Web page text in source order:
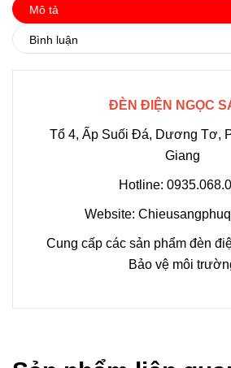
Mô tả
Bình luận
ĐÈN ĐIỆN NGỌC
Tổ 4, Ấp Suối Đá, Dương Tơ,
Giang
Hotline:
Website:
Cung cấp các sản phẩm đèn
Bảo vệ môi